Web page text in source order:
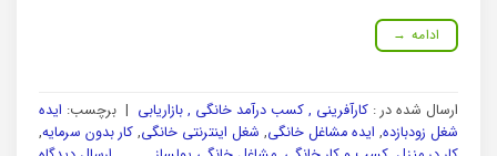
ادامه →
ارسال شده در : کارآفرینی , کسب درآمد خانگی , بازاریابی | برچسب: ایده
شغل زودبازده, ایده مشاغل خانگی, شغل اینترنتی خانگی, کار بدون سرمایه,